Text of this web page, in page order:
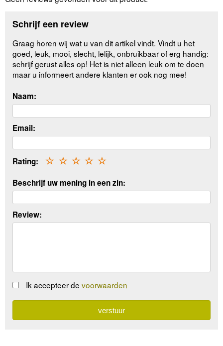
Schrijf een review
Graag horen wij wat u van dit artikel vindt. Vindt u het
goed, leuk, mooi, slecht, lelijk, onbruikbaar of erg handig:
schrijf gerust alles op! Het is niet alleen leuk om te doen
maar u informeert andere klanten er ook nog mee!
Naam:
Email:
Rating: ☆
☆
☆
☆
☆
Beschrijf uw mening in een zin:
Review:
Ik accepteer de voorwaarden